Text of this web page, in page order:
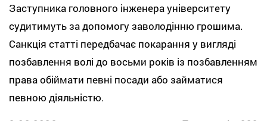
Заступника головного інженера університету
судитимуть за допомогу заволодінню грошима.
Санкція статті передбачає покарання у вигляді
позбавлення волі до восьми років із позбавленням
права обіймати певні посади або займатися
певною діяльністю.